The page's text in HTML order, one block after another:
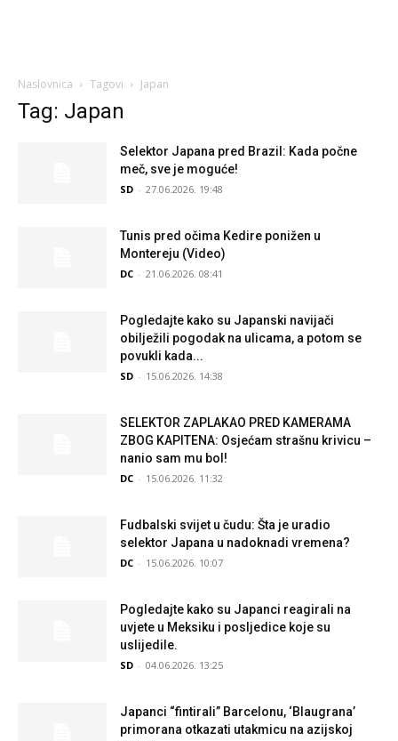
Naslovnica Tagovi Japan
Tag: Japan
Selektor Japana pred Brazil: Kada počne
meč, sve je moguće!
SD - 27.06.2026. 19:48
Tunis pred očima Kedire ponižen u
Montereju (Video)
DC - 21.06.2026. 08:41
Pogledajte kako su Japanski navijači
obilježili pogodak na ulicama, a potom se
povukli kada...
SD - 15.06.2026. 14:38
SELEKTOR ZAPLAKAO PRED KAMERAMA
ZBOG KAPITENA: Osjećam strašnu krivicu –
nanio sam mu bol!
DC - 15.06.2026. 11:32
Fudbalski svijet u čudu: Šta je uradio
selektor Japana u nadoknadi vremena?
DC - 15.06.2026. 10:07
Pogledajte kako su Japanci reagirali na
uvjete u Meksiku i posljedice koje su
uslijedile.
SD - 04.06.2026. 13:25
Japanci “fintirali” Barcelonu, ‘Blaugrana’
primorana otkazati utakmicu na azijskoj